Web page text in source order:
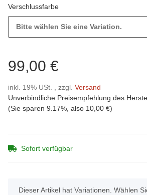
Verschlussfarbe
Bitte wählen Sie eine Variation.
99,00 €
inkl. 19% USt. , zzgl. Versand
Unverbindliche Preisempfehlung des
(Sie sparen 9.17% , also 10,00 €)
Sofort verfügbar
x
Dieser Artikel hat Variationen. Wählen